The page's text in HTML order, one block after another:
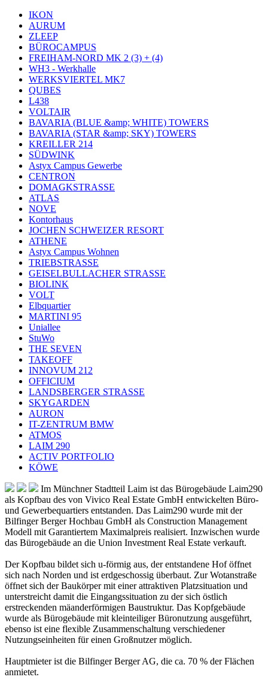
IKON
AURUM
ZLEEP
BÜROCAMPUS
FREIHAM-NORD MK 2 (3) + (4)
WH3 - Werkhalle
WERKSVIERTEL MK7
QUBES
L438
VOLTAIR
BAVARIA (BLUE &amp; WHITE) TOWERS
BAVARIA (STAR &amp; SKY) TOWERS
KREILLER 214
SÜDWINK
Astyx Campus Gewerbe
CENTRON
DOMAGKSTRASSE
ATLAS
NOVE
Kontorhaus
JOCHEN SCHWEIZER RESORT
ATHENE
Astyx Campus Wohnen
TRIEBSTRASSE
GEISELBULLACHER STRASSE
BIOLINK
VOLT
Elbquartier
MARTINI 95
Uniallee
StuWo
THE SEVEN
TAKEOFF
INNOVUM 212
OFFICIUM
LANDSBERGER STRASSE
SKYGARDEN
AURON
IT-ZENTRUM BMW
ATMOS
LAIM 290
ACTIV PORTFOLIO
KÖWE
Im Münchner Stadtteil Laim ist das Bürogebäude Laim290
als Kopfbau des von Vivico Real Estate GmbH entwickelten Büro-
und Gewerbequartiers entstanden. Das Laim290 wurde mit der
Bilfinger Berger Hochbau GmbH als Construction Management
Modell mit Garantiertem Maximalpreis realisiert. Inzwischen wurde
das Bürogebäude an die Union Investment Real Estate verkauft.
Der Kopfbau bildet sich u-förmig aus, der entstandene Hof öffnet
sich nach Norden und ist erdgeschossig überbaut. Zur Wotanstraße
öffnet sich der Baukörper mit einer attraktiven Platzsituation und
unterstreicht damit die Eingangssituation zu der sich östlich
erstreckenden mäanderförmigen Baustruktur. Das Kopfgebäude
wurde als Bürogebäude mit kleinteiliger Büronutzung ausgeführt,
ebenso ist eine flexible Zusammenschaltung verschiedener
Nutzungseinheiten für einen Großnutzer möglich.
Hauptmieter ist die Bilfinger Berger AG, die ca. 70 % der Flächen
anmietet.